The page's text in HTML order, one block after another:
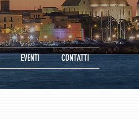
EVENTI CONTATTI